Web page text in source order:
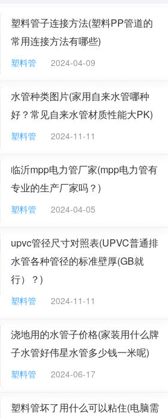
塑料管子连接方法(塑料PP管道的
常用连接方法有哪些)
塑料管 2024-04-09
水管种类图片(家用自来水管哪种
好？常见自来水管材质性能大PK)
塑料管 2024-11-11
临沂mpp电力管厂家(mpp电力管有
专业的生产厂家吗？)
塑料管 2024-04-05
upvc管径尺寸对照表(UPVC普通排
水管各种管径的标准壁厚(GB就
行）？)
塑料管 2024-11-11
浇地用的水管子价格(家装用什么牌
子水管好伟星水管多少钱一米呢)
塑料管 2024-06-17
塑料管坏了用什么可以粘住(电脑需